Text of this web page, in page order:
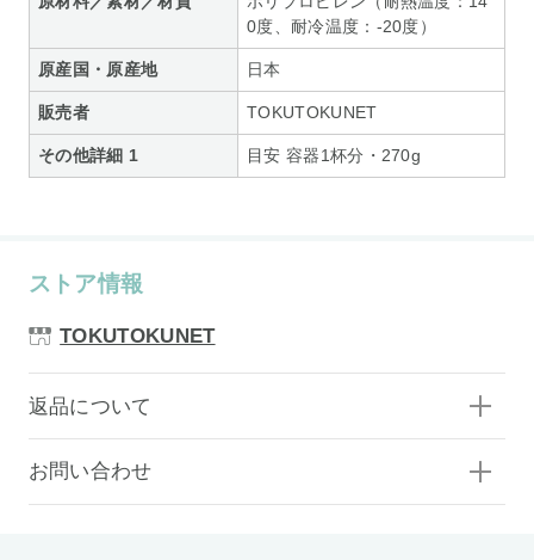
0度、耐冷温度：-20度）
原産国・原産地 日本
販売者 TOKUTOKUNET
その他詳細 1 目安 容器1杯分・270g
ストア情報
TOKUTOKUNET
返品について
お問い合わせ